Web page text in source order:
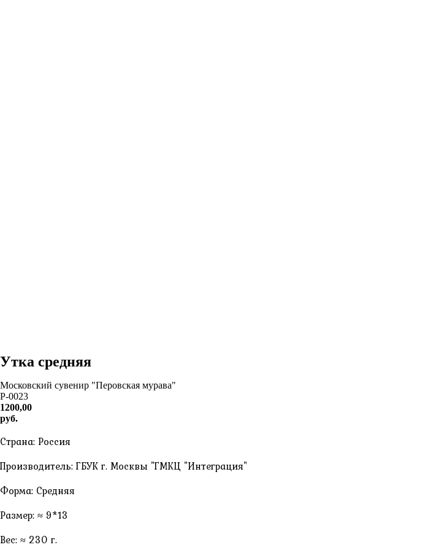
Утка средняя
Московский сувенир "Перовская мурава"
P-0023
1200,00
руб.
Страна: Россия
Производитель: ГБУК г. Москвы "ГМКЦ "Интеграция"
Форма: Средняя
Размер: ≈ 9*13
Вес: ≈ 230 г.